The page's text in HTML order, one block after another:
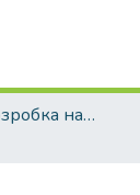
Розвідка та розробка нафтових і газових родовищ - 2009 - №4